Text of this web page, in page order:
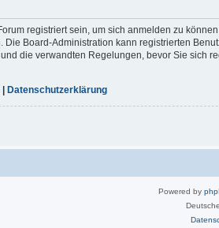
registriert sein, um sich anmelden zu
Die Board-Administration kann registrierten
die verwandten Regelungen, bevor Sie sich
| Datenschutzerklärung
Powered by